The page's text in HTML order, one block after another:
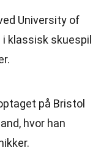
University of
klassisk skuespil
på Bristol
hvor han